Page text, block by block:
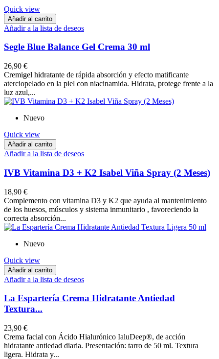
Quick view
Añadir al carrito
Añadir a la lista de deseos
Segle Blue Balance Gel Crema 30 ml
26,90 €
Cremigel hidratante de rápida absorción y efecto matificante
aterciopelado en la piel con niacinamida. Hidrata, protege frente a la
luz azul,...
Nuevo
Quick view
Añadir al carrito
Añadir a la lista de deseos
IVB Vitamina D3 + K2 Isabel Viña Spray (2 Meses)
18,90 €
Complemento con vitamina D3 y K2 que ayuda al mantenimiento
de los huesos, músculos y sistema inmunitario , favoreciendo la
correcta absorción...
Nuevo
Quick view
Añadir al carrito
Añadir a la lista de deseos
La Espartería Crema Hidratante Antiedad
Textura...
23,90 €
Crema facial con Ácido Hialurónico IaluDeep®, de acción
hidratante antiedad diaria. Presentación: tarro de 50 ml. Textura
ligera. Hidrata y...